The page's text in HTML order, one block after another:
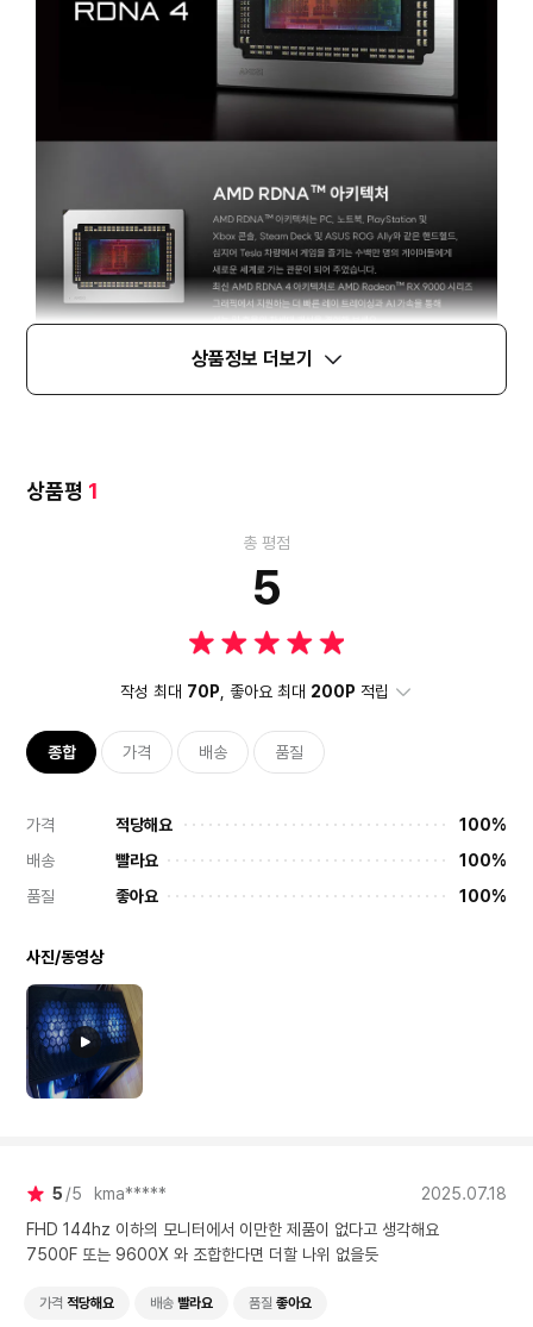
상품정보 더보기
상품평 1
총 평점
5
작성 최대 70P , 좋아요 최대 200P 적립
종합 가격 배송 품질
가격 적당해요
100%
배송
빨라요
100%
품질
좋아요 100%
사진/동영상
5 5 kma*****
2025.07.18
FHD 144hz 이하의 모니터에서 이만한 제품이 없다고 생각해요
7500F 또는 9600X 와 조합한다면 더할 나위 없을듯
가격 적당해요 배송 빨라요 품질 좋아요